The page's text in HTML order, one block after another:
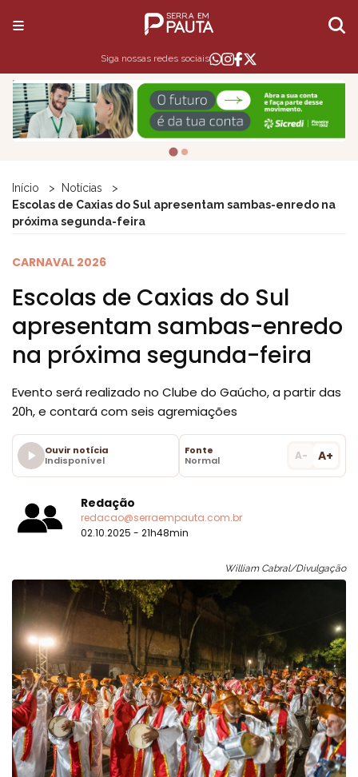
Siga nossas redes sociais
Início
Notícias
Escolas de Caxias do Sul apresentam sambas-enredo na
próxima segunda-feira
CARNAVAL 2026
Escolas de Caxias do Sul
apresentam sambas-enredo
na próxima segunda-feira
Evento será realizado no Clube do Gaúcho, a partir das
20h, e contará com seis agremiações
Ouvir notícia
Indisponível
Fonte
Normal
A- A+
Redação
redacao@serraempauta.com.br
02.10.2025 - 21h48min
William Cabral/Divulgação